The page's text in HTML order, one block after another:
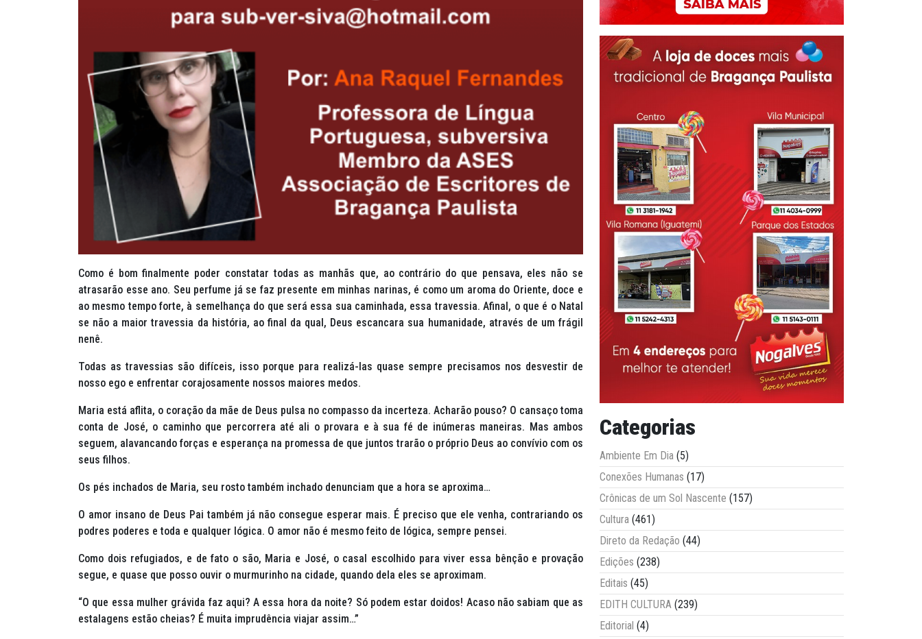
Como é bom finalmente poder constatar todas as manhãs que, ao contrário do que pensava, eles não se
atrasarão esse ano. Seu perfume já se faz presente em minhas narinas, é como um aroma do Oriente, doce e
ao mesmo tempo forte, à semelhança do que será essa sua caminhada, essa travessia. Afinal, o que é o Natal
se não a maior travessia da história, ao final da qual, Deus escancara sua humanidade, através de um frágil
nenê.
Todas as travessias são difíceis, isso porque para realizá-las quase sempre precisamos nos desvestir de
nosso ego e enfrentar corajosamente nossos maiores medos.
Maria está aflita, o coração da mãe de Deus pulsa no compasso da incerteza. Acharão pouso? O cansaço toma
conta de José, o caminho que percorrera até ali o provara e à sua fé de inúmeras maneiras. Mas ambos
seguem, alavancando forças e esperança na promessa de que juntos trarão o próprio Deus ao convívio com os
seus filhos.
Os pés inchados de Maria, seu rosto também inchado denunciam que a hora se aproxima…
O amor insano de Deus Pai também já não consegue esperar mais. É preciso que ele venha, contrariando os
podres poderes e toda e qualquer lógica. O amor não é mesmo feito de lógica, sempre pensei.
Como dois refugiados, e de fato o são, Maria e José, o casal escolhido para viver essa bênção e provação
segue, e quase que posso ouvir o murmurinho na cidade, quando dela eles se aproximam.
“O que essa mulher grávida faz aqui? A essa hora da noite? Só podem estar doidos! Acaso não sabiam que as
estalagens estão cheias? É muita imprudência viajar assim…”
Categorias
Ambiente Em Dia (5)
Conexões Humanas (17)
Crônicas de um Sol Nascente (157)
Cultura (461)
Direto da Redação (44)
Edições (238)
Editais (45)
EDITH CULTURA (239)
Editorial (4)